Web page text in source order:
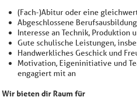
(Fach-)Abitur oder eine
Abgeschlossene
Interesse an Technik, Produktion
Gute schulische Leistungen,
Handwerkliches Geschick und
Motivation, Eigeninitiative und
engagiert mit an
Wir bieten dir Raum für